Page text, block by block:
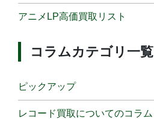
アニメLP高価買取リスト
コラムカテゴリ一覧
ピックアップ
レコード買取についてのコラム